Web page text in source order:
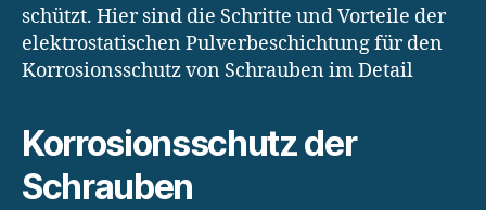
schützt. Hier sind die Schritte und Vorteile der
elektrostatischen Pulverbeschichtung für den
Korrosionsschutz von Schrauben im Detail
Korrosionsschutz der
Schrauben